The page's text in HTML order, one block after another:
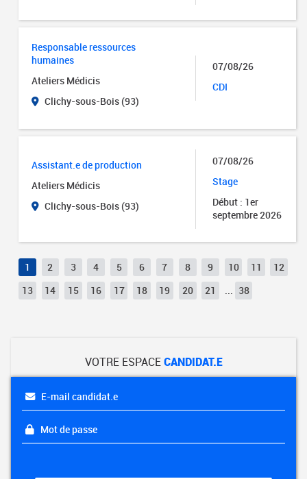
Responsable ressources
humaines
Ateliers Médicis
Clichy-sous-Bois (93)
07/08/26
CDI
Assistant.e de production
Ateliers Médicis
Clichy-sous-Bois (93)
07/08/26
Stage
Début : 1er
septembre 2026
1 2 3 4 5 6 7 8 9 10 11
12
13
14 15 16 17 18 19 20 21 38
VOTRE ESPACECANDIDAT.E
E-mail candidat.e
Mot de passe